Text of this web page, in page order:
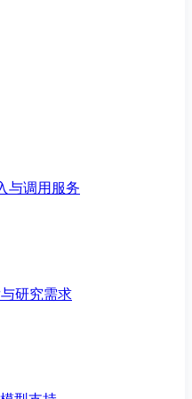
与调用服务
研究需求